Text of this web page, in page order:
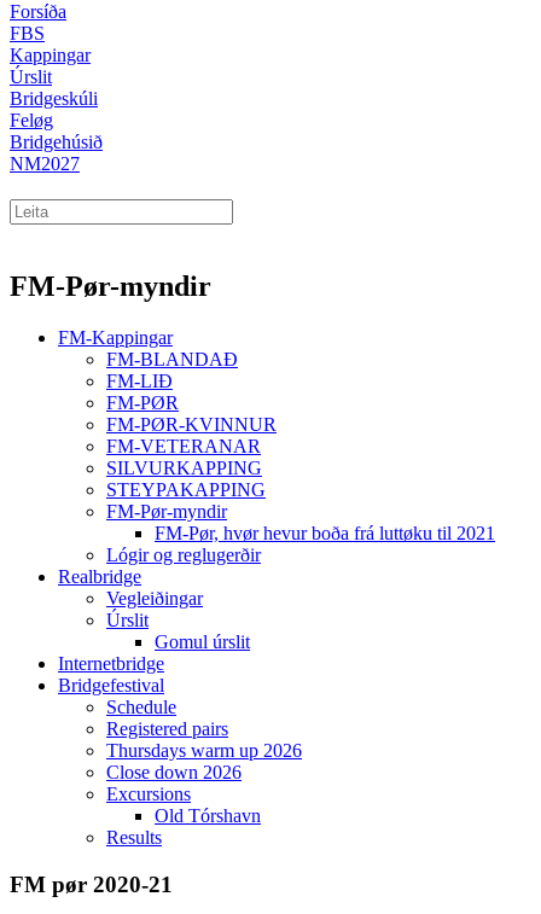
Forsíða
FBS
Kappingar
Úrslit
Bridgeskúli
Feløg
Bridgehúsið
NM2027
FM-Pør-myndir
FM-Kappingar
FM-BLANDAÐ
FM-LIÐ
FM-PØR
FM-PØR-KVINNUR
FM-VETERANAR
SILVURKAPPING
STEYPAKAPPING
FM-Pør-myndir
FM-Pør, hvør hevur boða frá luttøku til 2021
Lógir og reglugerðir
Realbridge
Vegleiðingar
Úrslit
Gomul úrslit
Internetbridge
Bridgefestival
Schedule
Registered pairs
Thursdays warm up 2026
Close down 2026
Excursions
Old Tórshavn
Results
FM pør 2020-21